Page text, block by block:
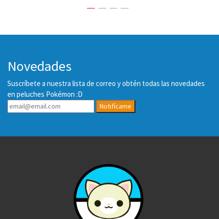
Novedades
Suscríbete a nuestra lista de correo y obtén todas las novedades
en peluches Pokémon :D
Notifícame